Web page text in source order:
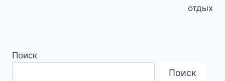
отдых
Поиск
Поиск